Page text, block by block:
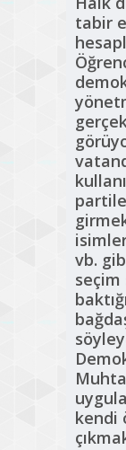
tabir
vb.
kendi